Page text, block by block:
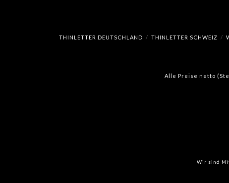
THINLETTER DEUTSCHLAND THINLETTER SCHWEIZ
Alle Preise netto
Wir sind